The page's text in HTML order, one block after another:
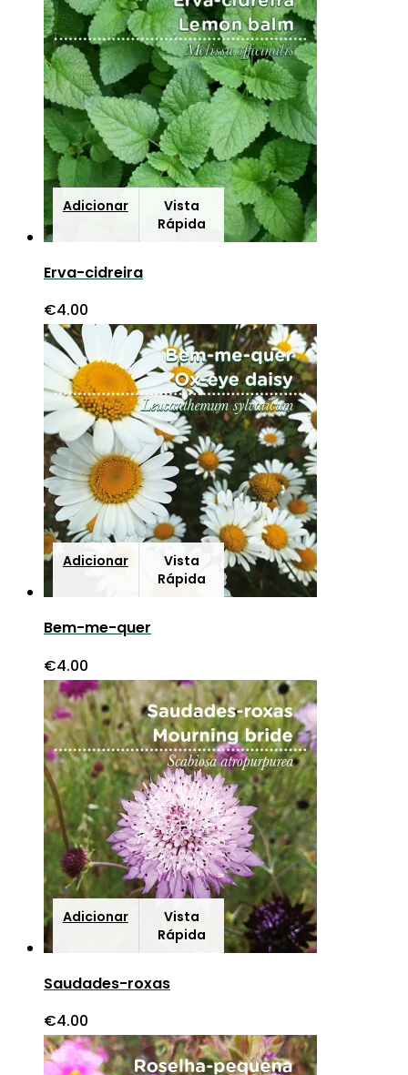
Adicionar
Vista
Rápida
Erva-cidreira
€4.00
Adicionar
Vista
Rápida
Bem-me-quer
€4.00
Adicionar
Vista
Rápida
Saudades-roxas
€4.00